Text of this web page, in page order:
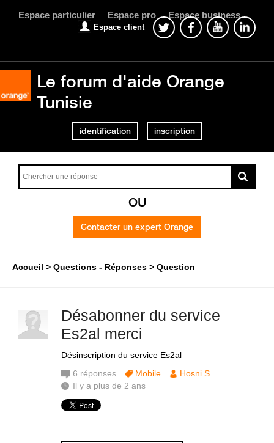
Espace particulier Espace pro Espace business
Espace client
Le forum d'aide Orange
Tunisie
identification inscription
OU
Contacter un expert Orange
Accueil Questions - Réponses Question
Désabonner du service
Es2al merci
Désinscription du service Es2al
6 réponses Mobile
Hosni S.
Il y a plus de 2 ans